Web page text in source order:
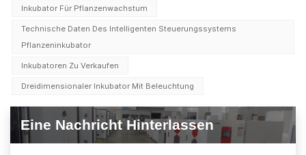
Inkubator Für Pflanzenwachstum
Technische Daten Des Intelligenten Steuerungssystems
Pflanzeninkubator
Inkubatoren Zu Verkaufen
Dreidimensionaler Inkubator Mit Beleuchtung
Eine Nachricht Hinterlassen